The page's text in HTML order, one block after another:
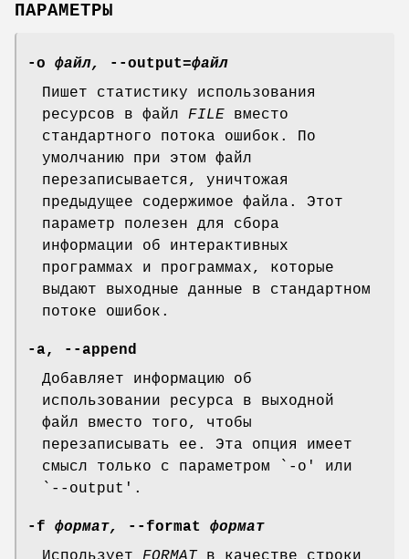
ПАРАМЕТРЫ
-o файл, --output=файл
Пишет статистику использования
ресурсов в файл FILE вместо
стандартного потока ошибок. По
умолчанию при этом файл
перезаписывается, уничтожая
предыдущее содержимое файла. Этот
параметр полезен для сбора
информации об интерактивных
программах и программах, которые
выдают выходные данные в стандартном
потоке ошибок.
-a,
--append
Добавляет информацию об
использовании ресурса в выходной
файл вместо того, чтобы
перезаписывать ее. Эта опция имеет
смысл только с параметром `-o' или
`--output'.
-f формат, --format
формат